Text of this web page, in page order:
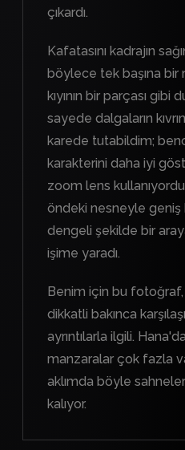
çıkardı.
Kafatasını kadrajın
böylece tek başına bir
kıyının bir parçası gibi
sayede dalgaların
karede tutabildim;
karakterini daha iyi
zoom lens
öndeki nesneyle geniş
dengeli şekilde bir
işime yaradı.
Benim için bu
dikkatli bakınca
ayrıntılarla ilgili.
manzaralar çok fazla
aklımda böyle
kalıyor.